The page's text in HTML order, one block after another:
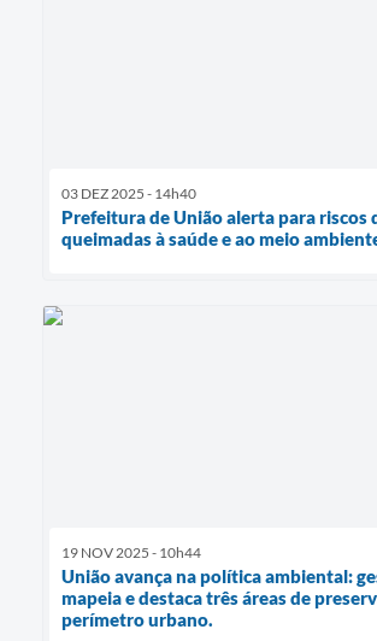
03 DEZ 2025 - 14h40
Prefeitura de União alerta para riscos
queimadas à saúde e ao meio
19 NOV 2025 - 10h44
União avança na política ambiental:
mapeia e destaca três áreas de
perímetro urbano.